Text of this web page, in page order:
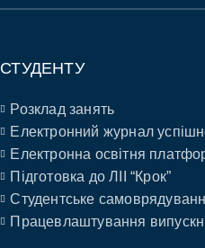
СТУДЕНТУ
Розклад занять
Електронний журнал
Електронна освітня
Підготовка до ЛІІ “Крок”
Студентське
Працевлаштування